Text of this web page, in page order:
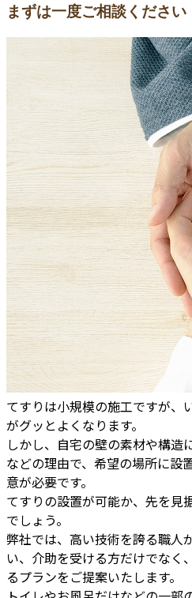
まずは一度ご相談ください
てすりは小規模の施工ですが、
がグッとよくなります。
しかし、自宅の壁の素材や構造
などの理由で、希望の場所に設
意が必要です。
てすりの設置が可能か、先を見
でしょう。
弊社では、高い技術を誇る職人
い、介助を受ける方だけでなく
るプランをご提案いたします。